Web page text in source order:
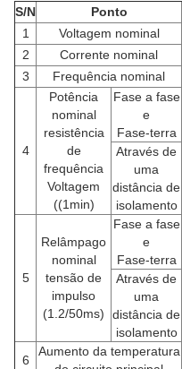
S/N Ponto
1
Voltagem nominal
2
Corrente nominal
3
Frequência nominal
4
Potência
nominal
resistência
de
frequência
Voltagem
((1min)
Fase a fase
e
Fase-terra
Através de
uma
distância de
isolamento
5
Relâmpago
nominal
tensão de
impulso
(1.2/50ms)
Fase a fase
e
Fase-terra
Através de
uma
distância de
isolamento
6
Aumento da temperatura